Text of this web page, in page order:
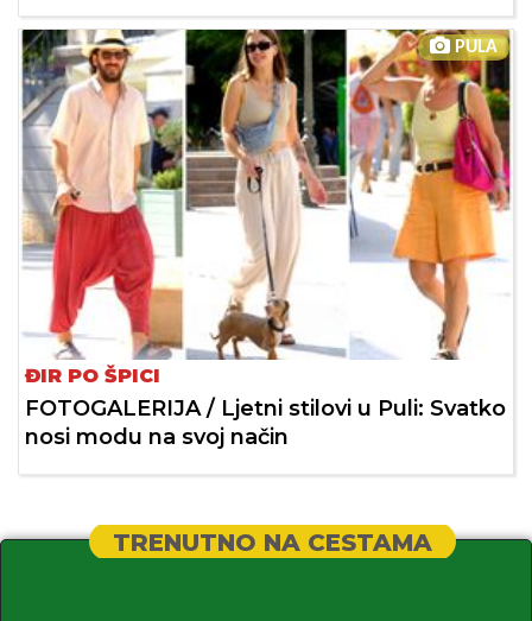
PULA
ĐIR PO ŠPICI
FOTOGALERIJA / Ljetni stilovi u Puli: Svatko
nosi modu na svoj način
TRENUTNO NA CESTAMA